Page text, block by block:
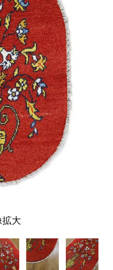
拡大